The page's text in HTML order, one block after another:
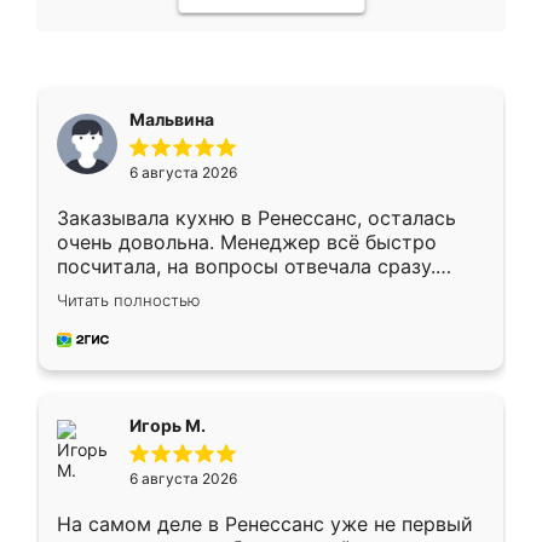
Мальвина
6 августа 2026
Заказывала кухню в Ренессанс, осталась
очень довольна. Менеджер всё быстро
посчитала, на вопросы отвечала сразу.
Замерщик приехал в субботу, подошёл к
делу со всей ответственностью. Собрали
за день, ребята работали аккуратно, даже
Читать полностью
Игорь М.
6 августа 2026
На самом деле в Ренессанс уже не первый